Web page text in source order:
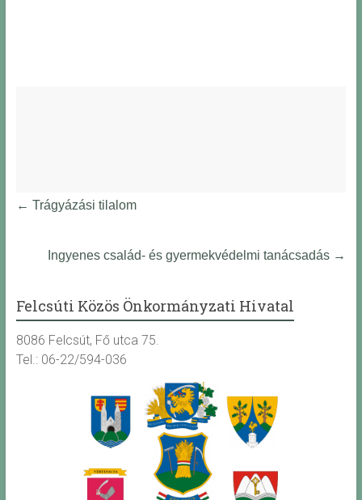
← Trágyázási tilalom
Ingyenes család- és gyermekvédelmi tanácsadás →
Felcsúti Közös Önkormányzati Hivatal
8086 Felcsút, Fő utca 75.
Tel.: 06-22/594-036